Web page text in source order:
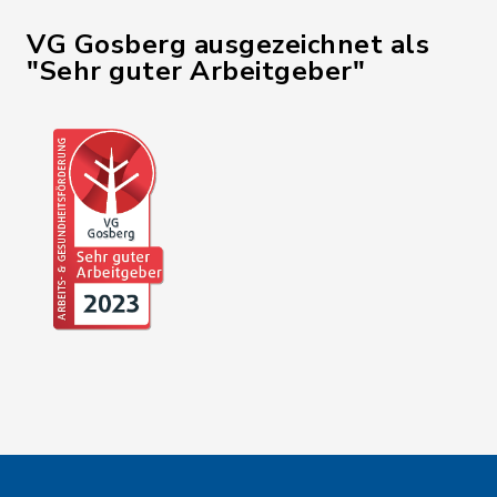
VG Gosberg ausgezeichnet als
"Sehr guter Arbeitgeber"